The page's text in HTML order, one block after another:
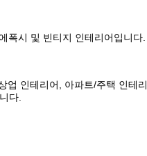
폭시 및 빈티지 인테리어입니다.
업 인테리어, 아파트/주택 인테
다.